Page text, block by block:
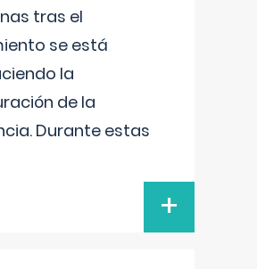
tras el
se está
la
de la
Durante estas
+